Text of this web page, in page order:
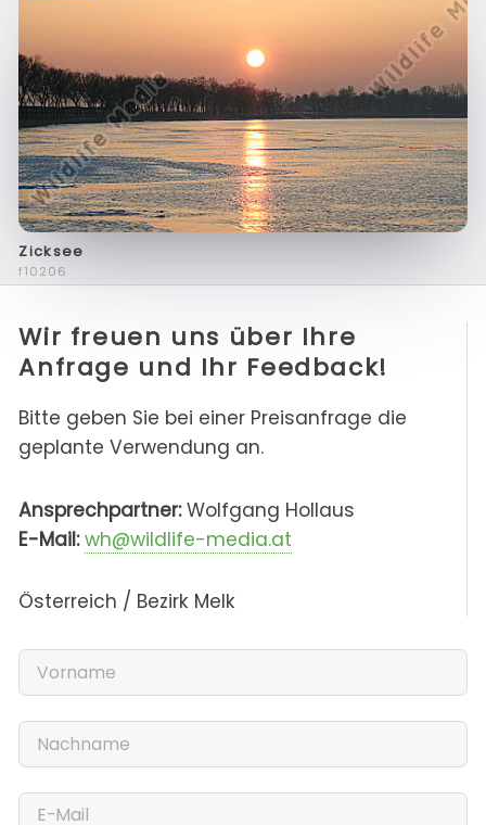
Zicksee
f10206
Wir freuen uns über Ihre
Anfrage und Ihr Feedback!
Bitte geben Sie bei einer Preisanfrage die
geplante Verwendung an.
Ansprechpartner:Wolfgang Hollaus
E-Mail: wh@wildlife-media.at
Österreich / Bezirk Melk